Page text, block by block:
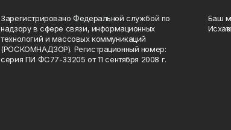
Зарегистрировано Федеральной службой по
надзору в сфере связи, информационных
технологий и массовых коммуникаций
(РОСКОМНАДЗОР). Регистрационный номер:
серия ПИ ФС77-33205 от 11 сентября 2008 г.
Баш